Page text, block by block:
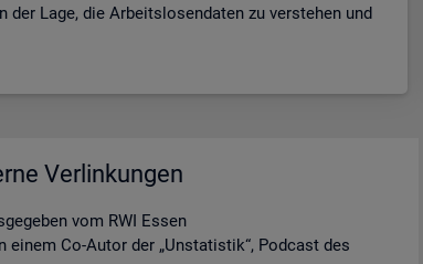
der Lage, die Ar­beits­lo­sen­da­ten zu ver­ste­hen und
Verlinkungen
vom RWI Essen
Co-Autor der „Unstatistik“, Podcast des